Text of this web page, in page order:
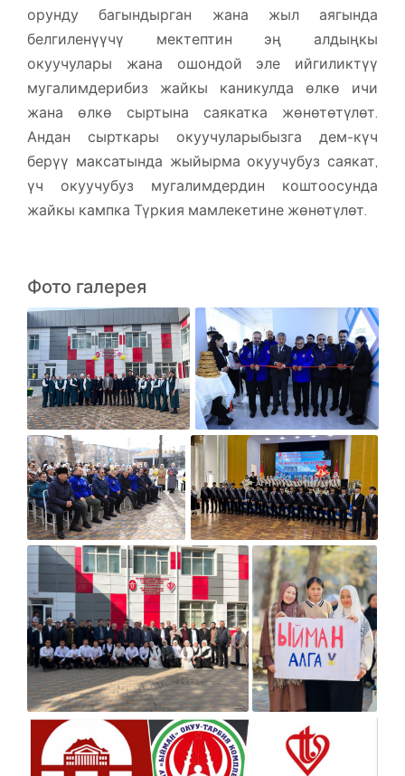
орунду багындырган жана жыл аягында
белгиленүүчү мектептин эң алдыңкы
окуучулары жана ошондой эле ийгиликтүү
мугалимдерибиз жайкы каникулда өлкө ичи
жана өлкө сыртына саякатка жөнөтөтүлөт.
Андан сырткары окуучуларыбызга дем-күч
берүү максатында жыйырма окуучубуз саякат,
үч окуучубуз мугалимдердин коштоосунда
жайкы кампка Түркия мамлекетине жөнөтүлөт.
Фото галерея